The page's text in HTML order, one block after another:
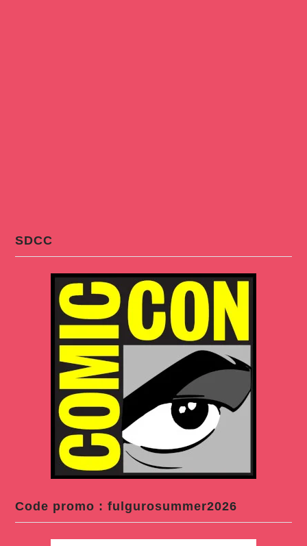
SDCC
Code promo : fulgurosummer2026